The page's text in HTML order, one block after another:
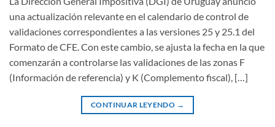
una actualización relevante en el calendario de control de
validaciones correspondientes a las versiones 25 y 25.1 del
Formato de CFE. Con este cambio, se ajusta la fecha en la que
comenzarán a controlarse las validaciones de las zonas F
(Información de referencia) y K (Complemento fiscal), […]
CONTINUAR LEYENDO →